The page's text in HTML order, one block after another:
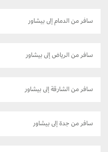
سافر من الدمام إلى بيشاور
سافر من الرياض إلى بيشاور
سافر من الشارقة إلى بيشاور
سافر من جدة إلى بيشاور